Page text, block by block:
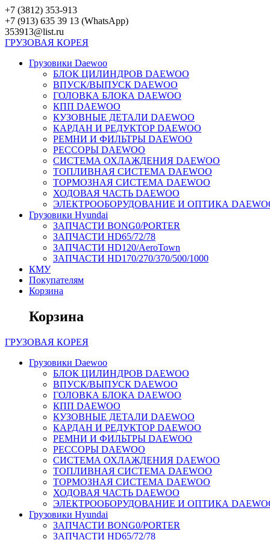
Перейти
к
контенту
+7 (3812) 353-913
+7 (913) 635 39 13 (WhatsApp)
353913@list.ru
ГРУЗОВАЯ КОРЕЯ
Грузовики Daewoo
БЛОК ЦИЛИНДРОВ DAEWOO
ВПУСК/ВЫПУСК DAEWOO
ГОЛОВКА БЛОКА DAEWOO
КПП DAEWOO
КУЗОВНЫЕ ДЕТАЛИ DAEWOO
КАРДАН И РЕДУКТОР DAEWOO
РЕМНИ И ФИЛЬТРЫ DAEWOO
РЕССОРЫ DAEWOO
СИСТЕМА ОХЛАЖДЕНИЯ DAEWOO
ТОПЛИВНАЯ СИСТЕМА DAEWOO
ТОРМОЗНАЯ СИСТЕМА DAEWOO
ХОДОВАЯ ЧАСТЬ DAEWOO
ЭЛЕКТРООБОРУДОВАНИЕ И ОПТИКА
Грузовики Hyundai
ЗАПЧАСТИ BONG0/PORTER
ЗАПЧАСТИ HD65/72/78
ЗАПЧАСТИ HD120/AeroTown
ЗАПЧАСТИ HD170/270/370/500/1000
КМУ
Покупателям
Корзина
Корзина
ГРУЗОВАЯ КОРЕЯ
Грузовики Daewoo
БЛОК ЦИЛИНДРОВ DAEWOO
ВПУСК/ВЫПУСК DAEWOO
ГОЛОВКА БЛОКА DAEWOO
КПП DAEWOO
КУЗОВНЫЕ ДЕТАЛИ DAEWOO
КАРДАН И РЕДУКТОР DAEWOO
РЕМНИ И ФИЛЬТРЫ DAEWOO
РЕССОРЫ DAEWOO
СИСТЕМА ОХЛАЖДЕНИЯ DAEWOO
ТОПЛИВНАЯ СИСТЕМА DAEWOO
ТОРМОЗНАЯ СИСТЕМА DAEWOO
ХОДОВАЯ ЧАСТЬ DAEWOO
ЭЛЕКТРООБОРУДОВАНИЕ И ОПТИКА
Грузовики Hyundai
ЗАПЧАСТИ BONG0/PORTER
ЗАПЧАСТИ HD65/72/78